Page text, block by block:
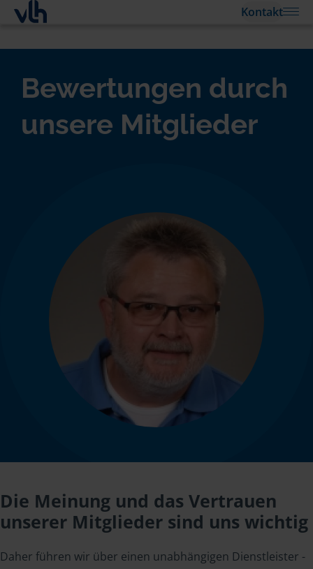
Kontakt
Bewertungen durch
unsere Mitglieder
Die Meinung und das Vertrauen
unserer Mitglieder sind uns wichtig
Daher führen wir über einen unabhängigen Dienstleister -